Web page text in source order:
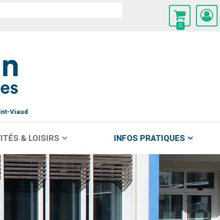
0
Viaud
& LOISIRS INFOS PRATIQUES